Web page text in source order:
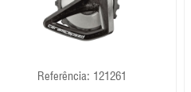
Referência: 121261